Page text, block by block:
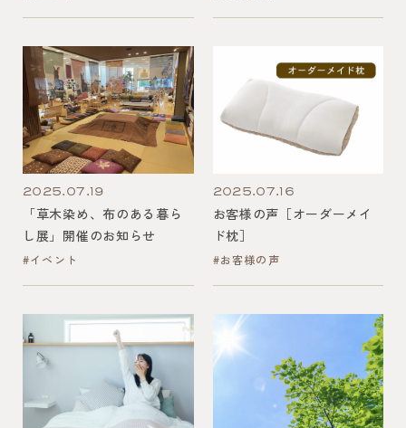
2025.07.19
「草木染め、布のある暮ら
し展」開催のお知らせ
#イベント
2025.07.16
お客様の声［オーダーメイ
ド枕］
#お客様の声